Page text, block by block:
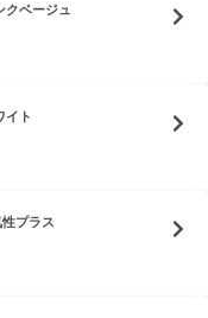
クベージュ
イト
プラス